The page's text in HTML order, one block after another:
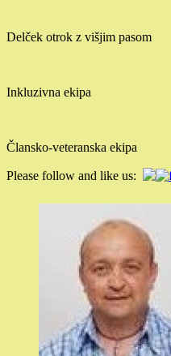
Delček otrok z višjim pasom
Inkluzivna ekipa
Člansko-veteranska ekipa
Please follow and like us: